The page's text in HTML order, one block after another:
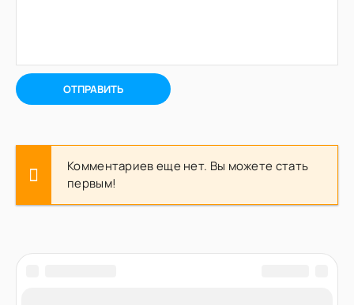
ОТПРАВИТЬ
Комментариев еще нет. Вы можете стать
первым!